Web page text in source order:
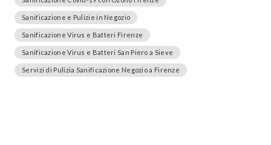
Sanificazione e Pulizie in Negozio
Sanificazione Virus e Batteri Firenze
Sanificazione Virus e Batteri San Piero a Sieve
Servizi di Pulizia Sanificazione Negozio a Firenze